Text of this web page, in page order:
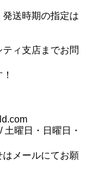
送時期の指定は
ィ支店までお問
曜日・日曜日・
メールにてお願